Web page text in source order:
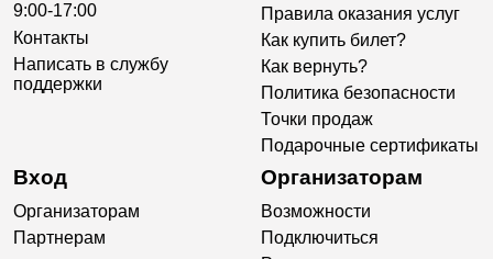
9:00-17:00
Контакты
Написать в службу
поддержки
Правила оказания услуг
Как купить билет?
Как вернуть?
Политика безопасности
Точки продаж
Подарочные сертификаты
Вход
Организаторам
Партнерам
Организаторам
Возможности
Подключиться